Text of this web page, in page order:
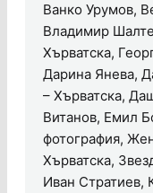
Ванко Урумов,
Владимир
Хърватска,
Дарина Янева,
– Хърватска,
Витанов, Емил
фотография,
Хърватска,
Иван Стратиев,